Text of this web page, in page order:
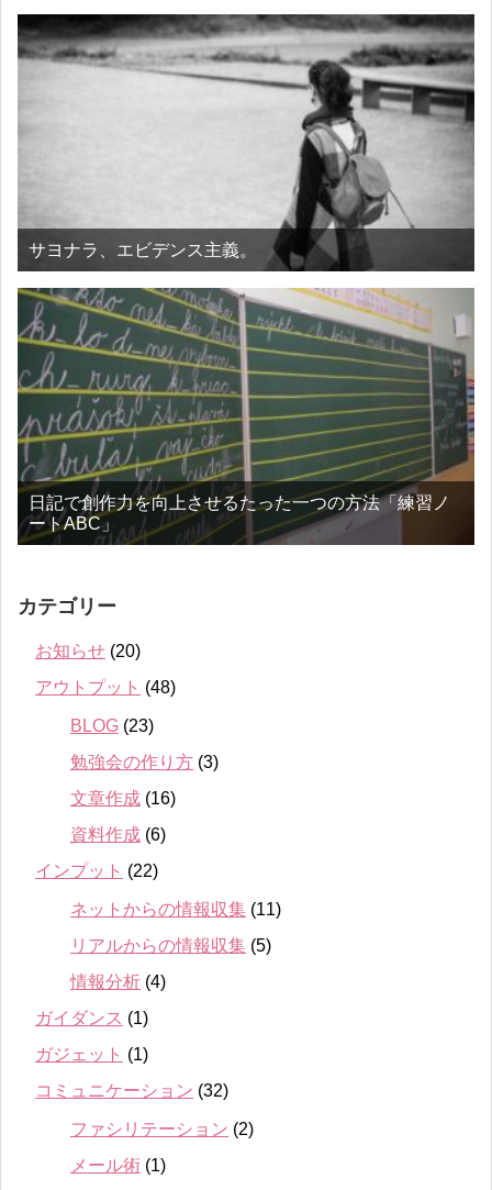
サヨナラ、エビデンス主義。
日記で創作力を向上させるたった一つの方法「練習ノ
ートABC」
カテゴリー
お知らせ (20)
アウトプット (48)
BLOG (23)
勉強会の作り方 (3)
文章作成 (16)
資料作成 (6)
インプット (22)
ネットからの情報収集 (11)
リアルからの情報収集 (5)
情報分析 (4)
ガイダンス (1)
ガジェット (1)
コミュニケーション (32)
ファシリテーション (2)
メール術 (1)